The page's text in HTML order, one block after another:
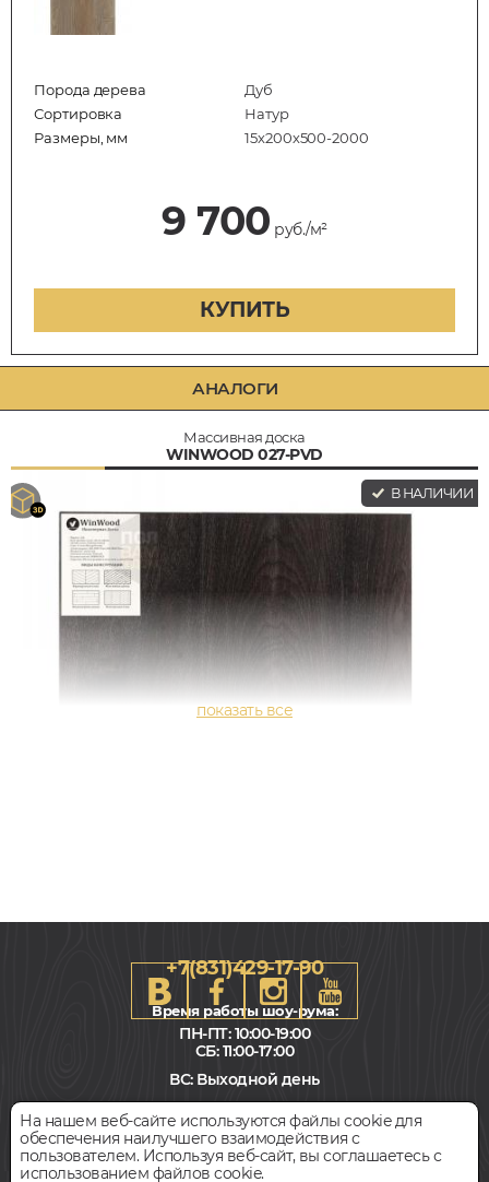
Порода дерева
Дуб
Сортировка
Натур
Размеры, мм
15х200х500-2000
9 700 руб./м²
КУПИТЬ
АНАЛОГИ
Массивная доска
WINWOOD 027-PVD
В НАЛИЧИИ
Классик, Дуб, Однополосный, Влагостойкий
Цена за 1 м² 11 400
+7(831)429-17-90
Время работы шоу-рума:
ПН-ПТ: 10:00-19:00
СБ: 11:00-17:00
ВС: Выходной день
Наш адрес:
Нижний Новгород
ул. Ванеева 231
Всегда свободная парковка
На нашем веб-сайте используются файлы cookie для
обеспечения наилучшего взаимодействия с
пользователем. Используя веб-сайт, вы соглашаетесь с
использованием файлов cookie.